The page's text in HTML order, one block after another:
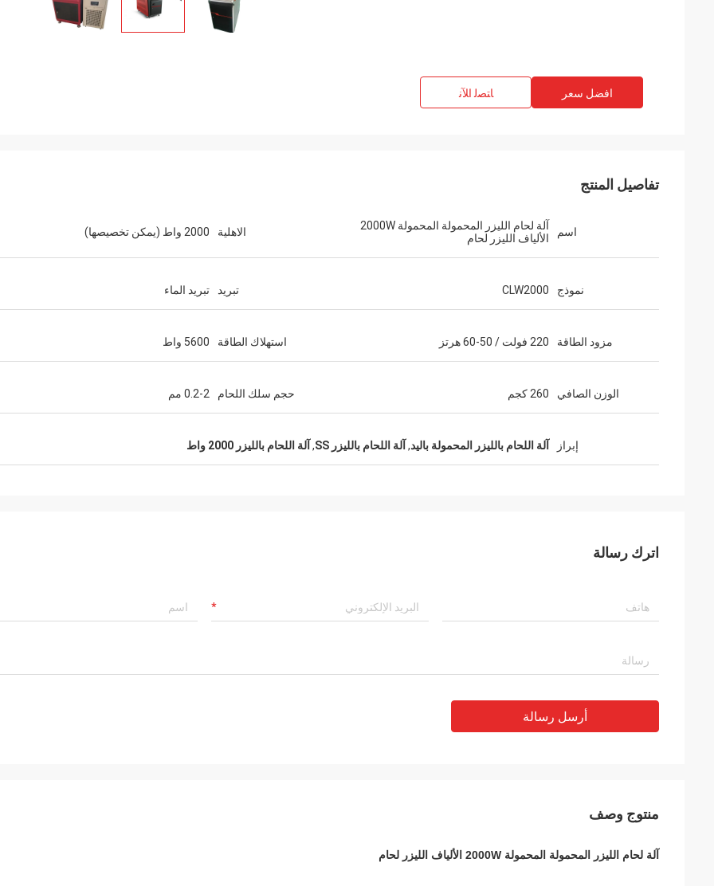
افضل سعر ﺎﺘﺼﻟ ﺍﻶﻧ
تفاصيل المنتج
اسم
آلة لحام الليزر المحمولة المحمولة 2000W
الألياف الليزر لحام
الاهلية 2000 واط (يمكن تخصيصها)
نموذج CLW2000 تبريد تبريد الماء
مزود الطاقة 220 فولت / 50-60 هرتز استهلاك الطاقة 5600 واط
الوزن الصافي 260 كجم حجم سلك اللحام 0.2-2 مم
إبراز آلة اللحام بالليزر المحمولة باليد, آلة اللحام بالليزر SS , آلة اللحام بالليزر 2000 واط
اترك رسالة
أرسل رسالة
منتوج وصف
آلة لحام الليزر المحمولة المحمولة 2000W الألياف الليزر لحام